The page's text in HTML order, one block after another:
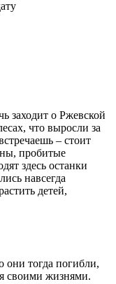
заходит о Ржевской
что выросли за
– стоит
пробитые
здесь останки
навсегда
детей,
тогда погибли,
своими жизнями.